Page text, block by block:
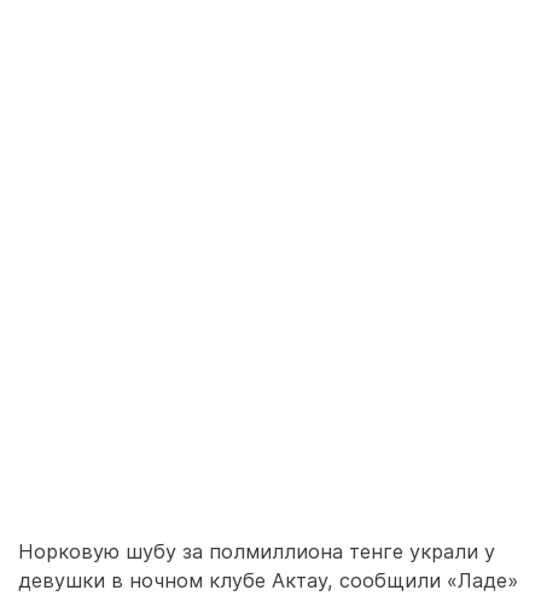
Норковую шубу за полмиллиона тенге украли у
девушки в ночном клубе Актау, сообщили «Ладе»